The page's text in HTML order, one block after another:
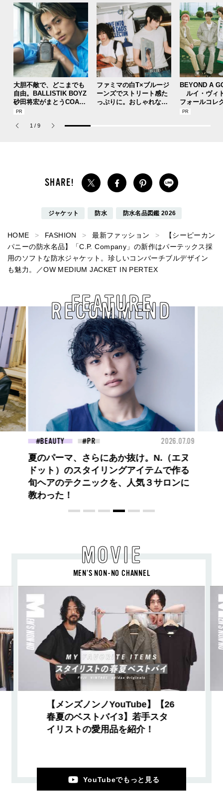
大胆不敵で、どこまでも
自由。BALLISTIK BOYZ
砂田将宏がまとうCOACH
の新作フレグランス「コ
パルファム」
ファミマの白T×ブルージ
ーンズでストリート感た
っぷりに。おしゃれな人
BEYOND A
ルイ・ヴィ
フォールコレ
描くプレッピ
1 / 9
ジャケット 防水 防水名品図鑑 2026
HOME FASHION 最新ファッション
【シーピーカン
パニーの防水名品】「C.P. Company」の新作はパーテックス採
用のソフトな防水ジャケット。珍しいコンバーチブルデザイン
も魅力。／OW MEDIUM JACKET IN PERTEX
RECOMMEND
FEATURE
FASHION 2026.07.09
【PRADA × NI-KI(ENHYPEN)】時をかけ
る、ニューモード
MOVIE
MEN’S NON-NO CHANNEL
【メンズノンノYouTube】【26
春夏のベストバイ3】若手スタ
イリストの愛用品を紹介！
YouTubeでもっと見る